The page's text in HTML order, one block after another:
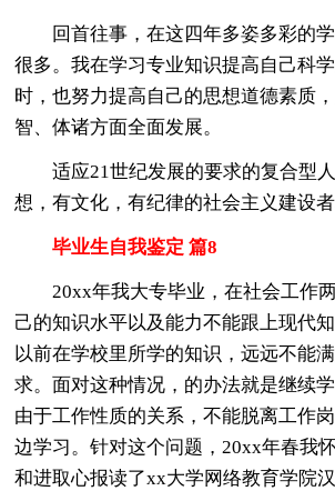
回首往事，在这四年多姿多彩的学
很多。我在学习专业知识提高自己科
时，也努力提高自己的思想道德素质，
智、体诸方面全面发展。
适应21世纪发展的要求的复合型人
想，有文化，有纪律的社会主义建设者
毕业生自我鉴定 篇8
20xx年我大专毕业，在社会工作两
己的知识水平以及能力不能跟上现代
以前在学校里所学的知识，远远不能
求。面对这种情况，的办法就是继续
由于工作性质的关系，不能脱离工作
边学习。针对这个问题，20xx年春我
和进取心报读了xx大学网络教育学院